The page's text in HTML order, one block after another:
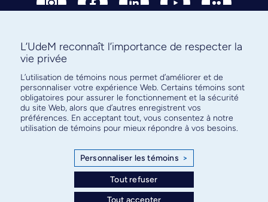
Abonnez-vous à notre infolettre
pour connaître l’actualité facultaire
L’UdeM reconnaît l’importance de respecter la
vie privée
L’utilisation de témoins nous permet d’améliorer et de
personnaliser votre expérience Web. Certains témoins sont
obligatoires pour assurer le fonctionnement et la sécurité
du site Web, alors que d’autres enregistrent vos
préférences. En acceptant tout, vous consentez à notre
utilisation de témoins pour mieux répondre à vos besoins.
Personnaliser les témoins >
Tout refuser
Tout accepter